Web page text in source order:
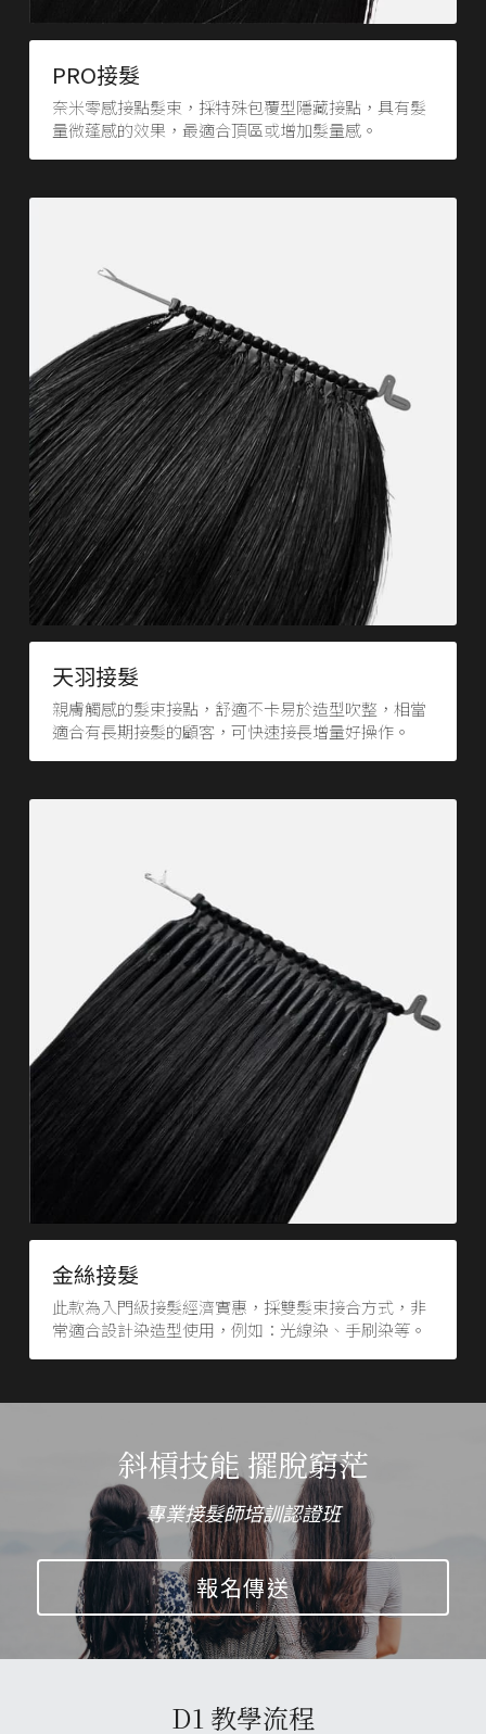
PRO接髮
奈米零感接點髮束，採特殊包覆型隱藏接點，具有髮
量微蓬感的效果，最適合頂區或增加髮量感。
天羽接髮
親膚觸感的髮束接點，舒適不卡易於造型吹整，相當
適合有長期接髮的顧客，可快速接長增量好操作。
金絲接髮
此款為入門級接髮經濟實惠，採雙髮束接合方式，非
常適合設計染造型使用，例如：光線染、手刷染等。
斜槓技能 擺脫窮茫
專業接髮師培訓認證班
報名傳送
D1 教學流程